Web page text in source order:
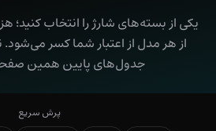
یکی از بسته‌های شارژ را انتخاب کنید؛
از هر مدل از اعتبار شما کسر
جدول‌های پایین همین
پرش سریع